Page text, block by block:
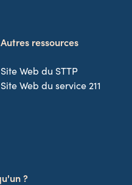
Autres ressources
Site Web du STTP
Site Web du service 211
?